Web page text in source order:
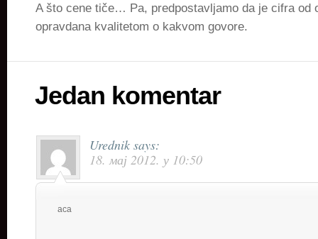
A što cene tiče… Pa, predpostavljamo da je cifra od
opravdana kvalitetom o kakvom govore.
Jedan komentar
Urednik says:
18. мај 2012. у 10:50
aca